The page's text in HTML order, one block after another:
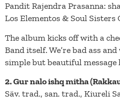
Pandit Rajendra Prasanna:
Los Elementos & Soul Sisters
The album kicks off with a
Band itself. We’re bad ass
simple but beautiful message
2. Gur nalo ishq mitha
Säv. trad., san. trad., Kiureli